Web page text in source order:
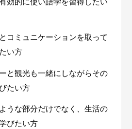
効的に使い語学を習得したい
コミュニケーションを取って
い方
と観光も一緒にしながらその
たい方
うな部分だけでなく、生活の
びたい方